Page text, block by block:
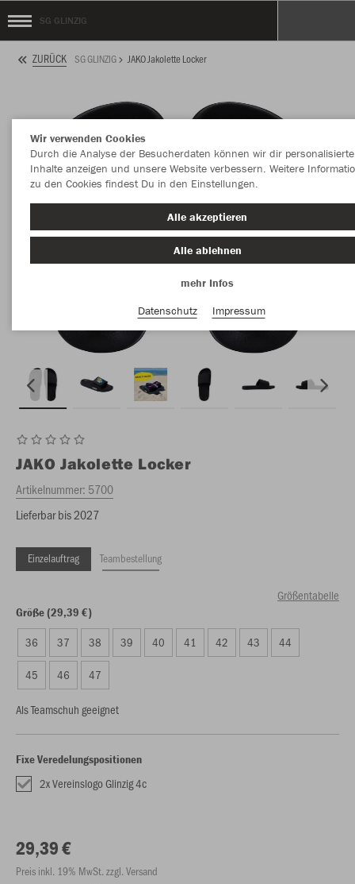
SG GLINZIG
ZURÜCK SG GLINZIG JAKO Jakolette Locker
JAKO Jakolette Locker
Artikelnummer: 5700
Lieferbar bis 2027
Einzelauftrag Teambestellung
Größentabelle
Größe (29,39 €)
36 37 38 39 40 41 42 43 44
45 46 47
Als Teamschuh geeignet
Fixe Veredelungspositionen
2x Vereinslogo Glinzig 4c
29,39 €
Preis inkl. 19% MwSt. zzgl. Versand
Wir verwenden Cookies
Durch die Analyse der Besucherdaten können wir dir personalisierte
Inhalte anzeigen und unsere Website verbessern. Weitere
zu den Cookies findest Du in den Einstellungen.
Alle akzeptieren
Alle ablehnen
mehr Infos
Datenschutz
Impressum